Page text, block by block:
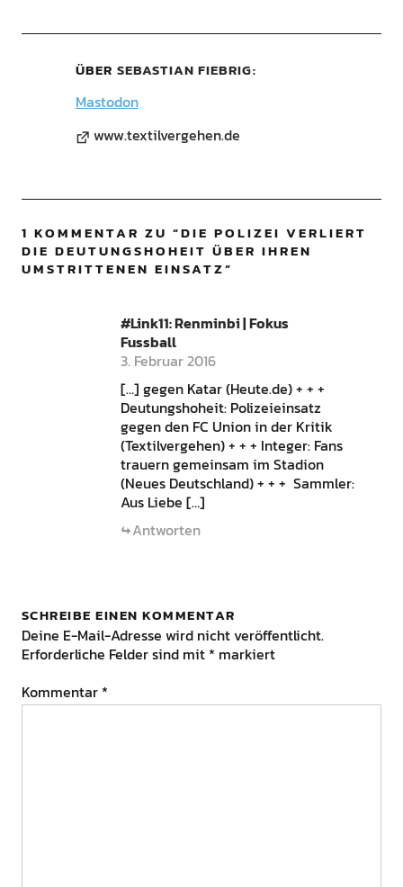
ÜBER SEBASTIAN FIEBRIG
Mastodon
www.textilvergehen.de
1 KOMMENTAR ZU “DIE POLIZEI VERLIERT
DIE DEUTUNGSHOHEIT ÜBER IHREN
UMSTRITTENEN EINSATZ”
#Link11: Renminbi | Fokus
Fussball
3. Februar 2016
[…] gegen Katar (Heute.de) + + +
Deutungshoheit: Polizeieinsatz
gegen den FC Union in der Kritik
(Textilvergehen) + + + Integer: Fans
trauern gemeinsam im Stadion
(Neues Deutschland) + + + Sammler:
Aus Liebe […]
Antworten
SCHREIBE EINEN KOMMENTAR
Deine E-Mail-Adresse wird nicht veröffentlicht.
Erforderliche Felder sind mit * markiert
Kommentar *